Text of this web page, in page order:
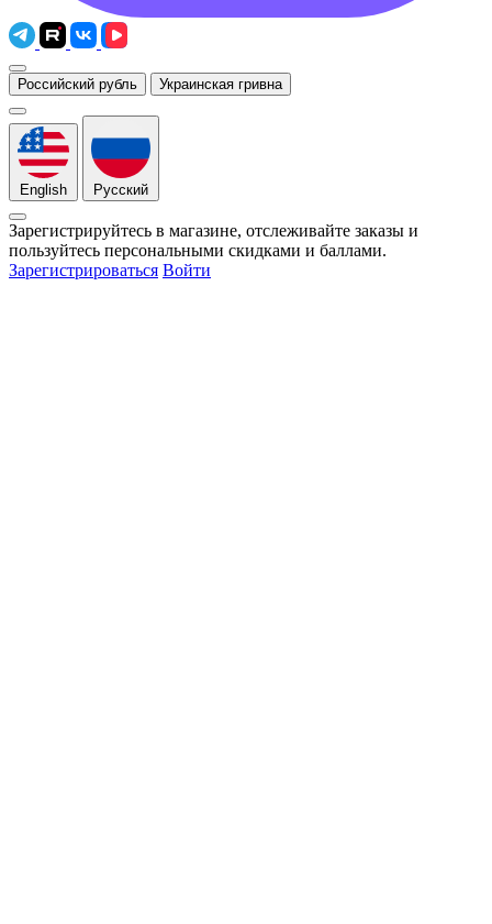
Российский рубль Украинская гривна
English Русский
Зарегистрируйтесь в магазине, отслеживайте заказы и
пользуйтесь персональными скидками и баллами.
Зарегистрироваться Войти